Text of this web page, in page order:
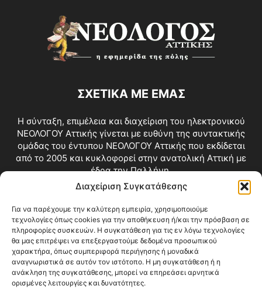
Διαχείριση Συγκατάθεσης
Για να παρέχουμε την καλύτερη εμπειρία, χρησιμοποιούμε
τεχνολογίες όπως cookies για την αποθήκευση ή/και την πρόσβαση σε
πληροφορίες συσκευών. Η συγκατάθεση για τις εν λόγω τεχνολογίες
θα μας επιτρέψει να επεξεργαστούμε δεδομένα προσωπικού
χαρακτήρα, όπως συμπεριφορά περιήγησης ή μοναδικά
αναγνωριστικά σε αυτόν τον ιστότοπο. Η μη συγκατάθεση ή η
ανάκληση της συγκατάθεσης, μπορεί να επηρεάσει αρνητικά
ορισμένες λειτουργίες και δυνατότητες.
ΣΧΕΤΙΚΑ ΜΕ ΕΜΑΣ
Η σύνταξη, επιμέλεια και διαχείριση του ηλεκτρονικού
ΝΕΟΛΟΓΟΥ Αττικής γίνεται με ευθύνη της συντακτικής
ομάδας του έντυπου ΝΕΟΛΟΓΟΥ Αττικής που εκδίδεται
από το 2005 και κυκλοφορεί στην ανατολική Αττική με
έδρα την Παλλήνη.
Επικοινωνία:info@neologosattikis.gr
ΑΚΟΛΟΥΘΗΣΕ ΜΑΣ